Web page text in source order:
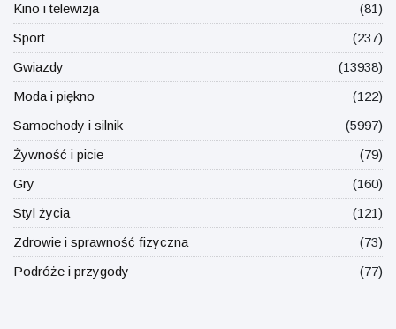
Kino i telewizja
(81)
Sport
(237)
Gwiazdy
(13938)
Moda i piękno
(122)
Samochody i silnik
(5997)
Żywność i picie
(79)
Gry
(160)
Styl życia
(121)
Zdrowie i sprawność fizyczna
(73)
Podróże i przygody
(77)